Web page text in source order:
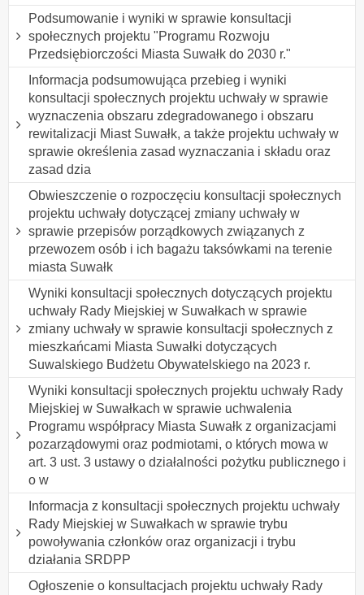
Podsumowanie i wyniki w sprawie konsultacji
społecznych projektu "Programu Rozwoju
Przedsiębiorczości Miasta Suwałk do 2030 r."
Informacja podsumowująca przebieg i wyniki
konsultacji społecznych projektu uchwały w sprawie
wyznaczenia obszaru zdegradowanego i obszaru
rewitalizacji Miast Suwałk, a także projektu uchwały w
sprawie określenia zasad wyznaczania i składu oraz
zasad dzia
Obwieszczenie o rozpoczęciu konsultacji społecznych
projektu uchwały dotyczącej zmiany uchwały w
sprawie przepisów porządkowych związanych z
przewozem osób i ich bagażu taksówkami na terenie
miasta Suwałk
Wyniki konsultacji społecznych dotyczących projektu
uchwały Rady Miejskiej w Suwałkach w sprawie
zmiany uchwały w sprawie konsultacji społecznych z
mieszkańcami Miasta Suwałki dotyczących
Suwalskiego Budżetu Obywatelskiego na 2023 r.
Wyniki konsultacji społecznych projektu uchwały Rady
Miejskiej w Suwałkach w sprawie uchwalenia
Programu współpracy Miasta Suwałk z organizacjami
pozarządowymi oraz podmiotami, o których mowa w
art. 3 ust. 3 ustawy o działalności pożytku publicznego i
o w
Informacja z konsultacji społecznych projektu uchwały
Rady Miejskiej w Suwałkach w sprawie trybu
powoływania członków oraz organizacji i trybu
działania SRDPP
Ogłoszenie o konsultacjach projektu uchwały Rady